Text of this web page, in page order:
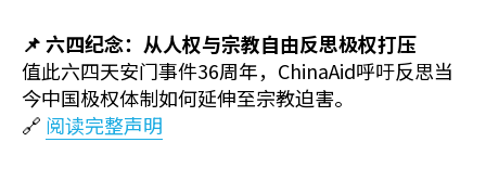
📌 六四纪念：从人权与宗教自由反思极权打压
值此六四天安门事件36周年，ChinaAid呼吁反思当
今中国极权体制如何延伸至宗教迫害。
🔗 阅读完整声明